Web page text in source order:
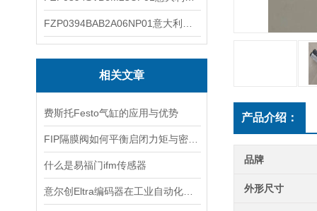
相关文章
费斯托Festo气缸的应用与优势
什么是易福门ifm传感器
产品介绍：
品牌
外形尺寸